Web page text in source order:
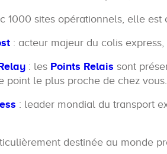
1000 sites opérationnels, elle
: acteur majeur du colis
: les Points Relais sont
point le plus proche de chez vous.
: leader mondial du transport
destinée au monde